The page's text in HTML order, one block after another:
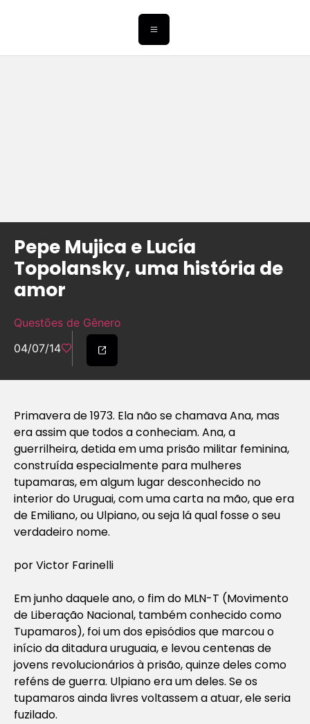
Pepe Mujica e Lucía
Topolansky, uma história de
amor
Questões de Gênero
04/07/14
Primavera de 1973. Ela não se chamava Ana, mas
era assim que todos a conheciam. Ana, a
guerrilheira, detida em uma prisão militar feminina,
construída especialmente para mulheres
tupamaras, em algum lugar desconhecido no
interior do Uruguai, com uma carta na mão, que era
de Emiliano, ou Ulpiano, ou seja lá qual fosse o seu
verdadeiro nome.
por Victor Farinelli
Em junho daquele ano, o fim do MLN-T (Movimento
de Liberação Nacional, também conhecido como
Tupamaros), foi um dos episódios que marcou o
início da ditadura uruguaia, e levou centenas de
jovens revolucionários à prisão, quinze deles como
reféns de guerra. Ulpiano era um deles. Se os
tupamaros ainda livres voltassem a atuar, ele seria
fuzilado.